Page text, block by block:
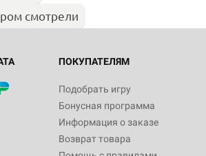
смотрели
ПОКУПАТЕЛЯМ
Подобрать игру
Бонусная программа
Информация о заказе
Возврат товара